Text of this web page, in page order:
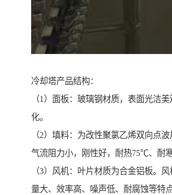
冷却塔产品结构：
（1）面板：玻璃钢材质，表面光洁
化。
（2）填料：为改性聚氯乙烯双向点波
气流阻力小，刚性好，耐热75℃、耐寒
（3）风机：叶片材质为合金铝板。
量大、效率高、噪声低、耐腐蚀等特点